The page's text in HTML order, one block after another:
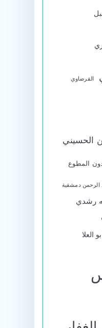
القرضاوي
الحسيني
المطوع
الرحمن دمشقية
رشدي
العلا